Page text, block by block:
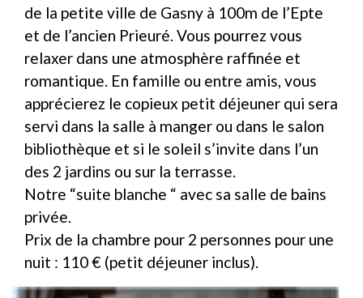
de la petite ville de Gasny à 100m de l’Epte
et de l’ancien Prieuré. Vous pourrez vous
relaxer dans une atmosphère raffinée et
romantique. En famille ou entre amis, vous
apprécierez le copieux petit déjeuner qui sera
servi dans la salle à manger ou dans le salon
bibliothèque et si le soleil s’invite dans l’un
des 2 jardins ou sur la terrasse.
Notre “suite blanche “ avec sa salle de bains
privée.
Prix de la chambre pour 2 personnes pour une
nuit : 110 € (petit déjeuner inclus).